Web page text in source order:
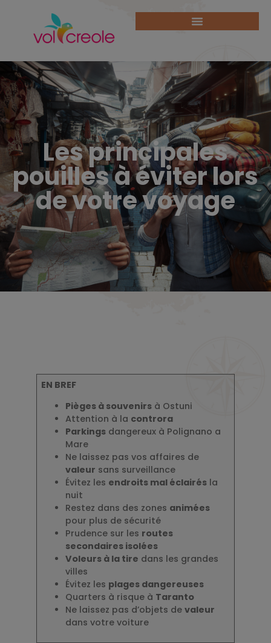
Les principales
pouilles à éviter lors
de votre voyage
EN BREF
Pièges à souvenirs à Ostuni
Attention à la controra
Parkings dangereux à Polignano a
Mare
Ne laissez pas vos affaires de
valeur sans surveillance
Évitez les endroits mal éclairés la
nuit
Restez dans des zones animées
pour plus de sécurité
Prudence sur les routes
secondaires isolées
Voleurs à la tire dans les grandes
villes
Évitez les plages dangereuses
Quarters à risque à Taranto
Ne laissez pas d’objets devaleur
dans votre voiture